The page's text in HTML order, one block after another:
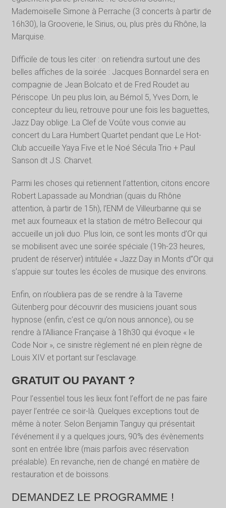
Mademoiselle Simone à Perrache (3 concerts à partir de
16h30), la Grooverie, le Sirius, ou, plus près du Rhône, la
Marquise.
Difficile de tous les citer : on retiendra surtout une des
belles affiches de la soirée : Jacques Bonnardel sera en
compagnie de Jean Bolcato et de Fred Roudet au
Périscope. Un peu plus loin, au Bémol 5, Yves Dorn, le
concepteur du lieu, retrouve pour une fois les baguettes,
Jazz Day oblige. La Clef de Voûte vous convie au
concert du Lara Humbert Quartet pendant que Le Hot-
Club accueille Yaya Five et le Noé Sécula Trio + Paul
Sanson dt J.S. Charvet.
Parmi les choses qui retiennent l’attention, citons encore
Robert Lapassade au Mondrian (quais du Rhône
attention, à partir de 15h), l’ENM de Villeurbanne qui se
met aux fourneaux et la station de métro Bellecour qui
accueille un joli duo. Plus loin, ce sont les monts d’Or qui
se mobilisent avec une soirée spéciale (19h-23 heures,
prudent de réserver) intitulée « Jazz Day in Monts d’’Or qui
s’appuie sur toutes les écoles de musique des environs.
Enfin, on n’oubliera pas de se rendre à la Taverne
Gütenberg pour découvrir des musiciens jouant sous
hypnose (enfin, c’est ce qu’on nous annonce), ou se
rendre à l’Alliance Française à 18h30 qui évoque « le
Code Noir », ce sinistre règlement né en plein règne de
Louis XIV et portant sur l’esclavage.
GRATUIT OU PAYANT ?
Pour l’essentiel tous les lieux font l’effort de ne pas faire
payer l’entrée ce soir-là. Quelques exceptions tout de
même à noter. Selon Benjamin Tanguy qui présentait
l’événement il y a quelques jours, 90% des évènements
sont en entrée libre (mais parfois avec réservation
préalable). En revanche, rien de changé en matière de
restauration et de boissons.
DEMANDEZ LE PROGRAMME !